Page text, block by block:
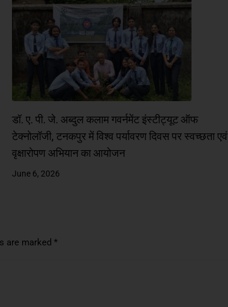
डॉ. ए. पी. जे. अब्दुल कलाम गवर्नमेंट इंस्टीट्यूट ऑफ
टेक्नोलॉजी, टनकपुर में विश्व पर्यावरण दिवस पर स्वच्छता एवं
वृक्षारोपण अभियान का आयोजन
June 6, 2026
are marked *